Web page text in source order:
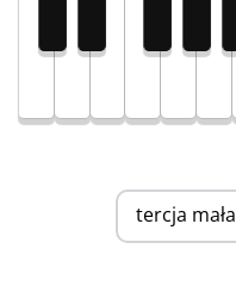
tercja mała